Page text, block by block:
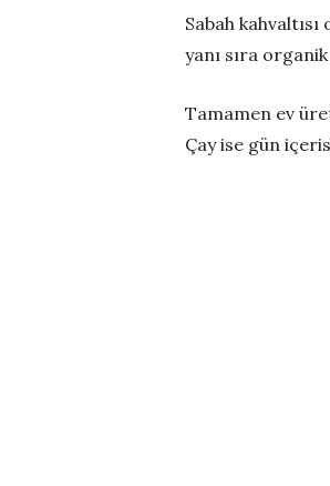
Sabah
yanı sıra
Tamamen ev
Çay ise gün